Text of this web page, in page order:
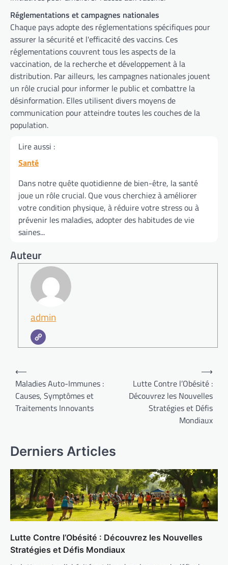
Réglementations et campagnes nationales
Chaque pays adopte des réglementations spécifiques pour
assurer la sécurité et l'efficacité des vaccins. Ces
réglementations couvrent tous les aspects de la
vaccination, de la recherche et développement à la
distribution. Par ailleurs, les campagnes nationales jouent
un rôle crucial pour informer le public et combattre la
désinformation. Elles utilisent divers moyens de
communication pour atteindre toutes les couches de la
population.
Lire aussi :
Santé
Dans notre quête quotidienne de bien-être, la santé
joue un rôle crucial. Que vous cherchiez à améliorer
votre condition physique, à réduire votre stress ou à
prévenir les maladies, adopter des habitudes de vie
saines...
Auteur
admin
Navigation
de
l’article
⟵
Maladies Auto-Immunes :
Causes, Symptômes et
Traitements Innovants
Lutte Contre l’Obésité :
Découvrez les Nouvelles
Stratégies et Défis
Mondiaux
⟶
Derniers Articles
Lutte Contre l’Obésité : Découvrez les Nouvelles
Stratégies et Défis Mondiaux